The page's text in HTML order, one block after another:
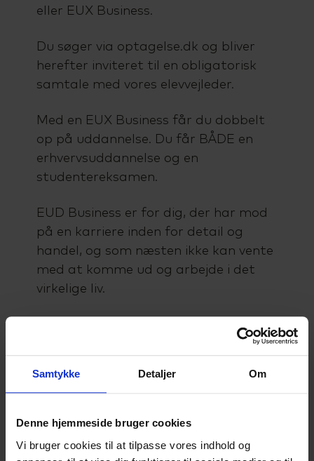
Samtykke Detaljer Om
Denne hjemmeside bruger cookies
Vi bruger cookies til at tilpasse vores indhold og
eller EUX Business.
Du søger via optagelse.dk og bliver
herefter inviteret til en obligatorisk
samtale med vores elevvejleder.
Med en EUX Business får du dobbelt
op på uddannelse. Du får BÅDE en
erhvervsuddannelse og en
studentereksamen.
EUD Business er for dig, der har mod
på en karriere inden for detail og
handel, og som næsten ikke kan vente
med at komme ud og arbejde i det
virkelige liv.